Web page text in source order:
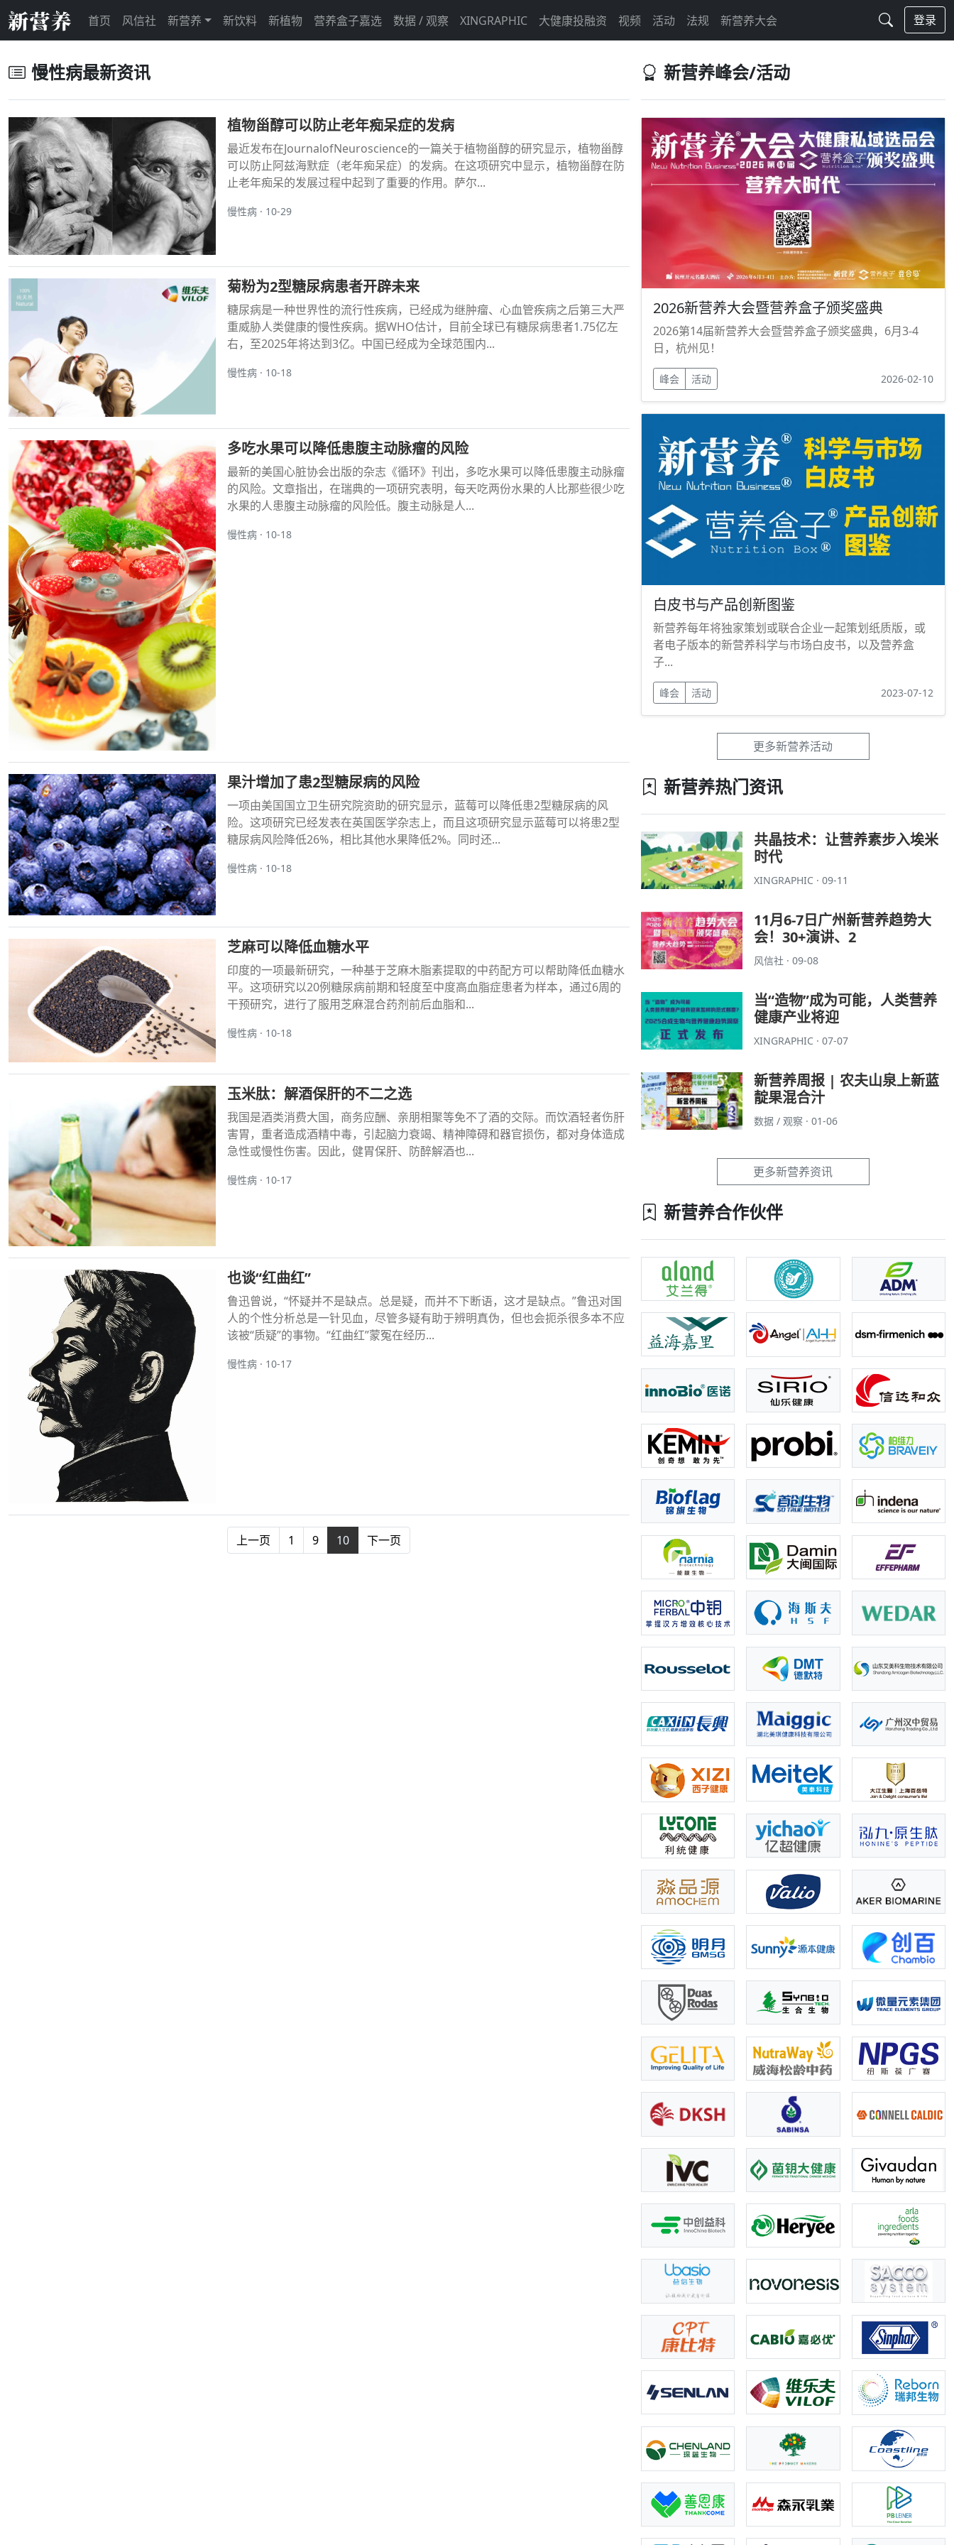
首页 风信社 新营养 新饮料 新植物 营养盒子嘉选 数据 / 观察 XINGRAPHIC 大健康投融资 视频 活动 法规 新营养大会 登录
慢性病最新资讯
植物甾醇可以防止老年痴呆症的发病
最近发布在JournalofNeuroscience的一篇关于植物甾醇的研究显示，植物甾醇
可以防止阿兹海默症（老年痴呆症）的发病。在这项研究中显示，植物甾醇在防
止老年痴呆的发展过程中起到了重要的作用。萨尔...
慢性病 · 10-29
菊粉为2型糖尿病患者开辟未来
糖尿病是一种世界性的流行性疾病，已经成为继肿瘤、心血管疾病之后第三大严
重威胁人类健康的慢性疾病。据WHO估计，目前全球已有糖尿病患者1.75亿左
右，至2025年将达到3亿。中国已经成为全球范围内...
慢性病 · 10-18
多吃水果可以降低患腹主动脉瘤的风险
最新的美国心脏协会出版的杂志《循环》刊出，多吃水果可以降低患腹主动脉瘤
的风险。文章指出，在瑞典的一项研究表明，每天吃两份水果的人比那些很少吃
水果的人患腹主动脉瘤的风险低。腹主动脉是人...
慢性病 · 10-18
果汁增加了患2型糖尿病的风险
一项由美国国立卫生研究院资助的研究显示，蓝莓可以降低患2型糖尿病的风
险。这项研究已经发表在英国医学杂志上，而且这项研究显示蓝莓可以将患2型
糖尿病风险降低26%，相比其他水果降低2%。同时还...
慢性病 · 10-18
芝麻可以降低血糖水平
印度的一项最新研究，一种基于芝麻木脂素提取的中药配方可以帮助降低血糖水
平。这项研究以20例糖尿病前期和轻度至中度高血脂症患者为样本，通过6周的
干预研究，进行了服用芝麻混合药剂前后血脂和...
慢性病 · 10-18
玉米肽：解酒保肝的不二之选
我国是酒类消费大国，商务应酬、亲朋相聚等免不了酒的交际。而饮酒轻者伤肝
害胃，重者造成酒精中毒，引起脑力衰竭、精神障碍和器官损伤，都对身体造成
急性或慢性伤害。因此，健胃保肝、防醉解酒也...
慢性病 · 10-17
也谈“红曲红”
鲁迅曾说，“怀疑并不是缺点。总是疑，而并不下断语，这才是缺点。”鲁迅对国
人的个性分析总是一针见血，尽管多疑有助于辨明真伪，但也会扼杀很多本不应
该被“质疑”的事物。“红曲红”蒙冤在经历...
慢性病 · 10-17
上一页 1 9 10 下一页
新营养峰会/活动
2026新营养大会暨营养盒子颁奖盛典
2026第14届新营养大会暨营养盒子颁奖盛典，6月3-4
日，杭州见！
峰会 活动 2026-02-10
白皮书与产品创新图鉴
新营养每年将独家策划或联合企业一起策划纸质版，或
者电子版本的新营养科学与市场白皮书，以及营养盒
子...
峰会 活动 2023-07-12
更多新营养活动
新营养热门资讯
共晶技术：让营养素步入埃米
时代
XINGRAPHIC · 09-11
11月6-7日广州新营养趋势大
会！30+演讲、2
风信社 · 09-08
当“造物”成为可能，人类营养
健康产业将迎
XINGRAPHIC · 07-07
新营养周报 | 农夫山泉上新蓝
靛果混合汁
数据 / 观察 · 01-06
更多新营养资讯
新营养合作伙伴